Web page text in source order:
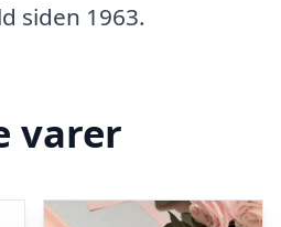
siden 1963.
varer